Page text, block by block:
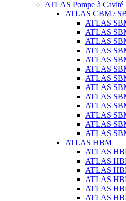
ATLAS Pompe à Cavité
ATLAS CBM /
ATLAS
ATLAS
ATLAS
ATLAS
ATLAS
ATLAS
ATLAS
ATLAS
ATLAS
ATLAS
ATLAS
ATLAS
ATLAS
ATLAS HBM
ATLAS
ATLAS
ATLAS
ATLAS
ATLAS
ATLAS